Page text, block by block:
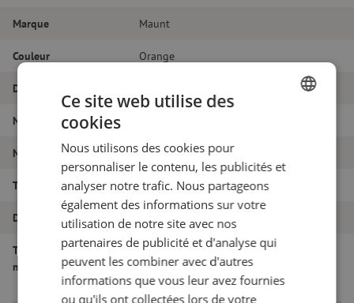
Marque Maunt
Couleur Orange
Diamètre du tube
Nom de l'article
Numéro d'article M00000073
Type de tube Multiducts
Diamètre du tube 14 mm
Type de conduite
multiple
7 voies
Ce site web utilise des
cookies
Nous utilisons des cookies pour
personnaliser le contenu, les publicités et
analyser notre trafic. Nous partageons
également des informations sur votre
utilisation de notre site avec nos
partenaires de publicité et d'analyse qui
peuvent les combiner avec d'autres
informations que vous leur avez fournies
ou qu'ils ont collectées lors de votre